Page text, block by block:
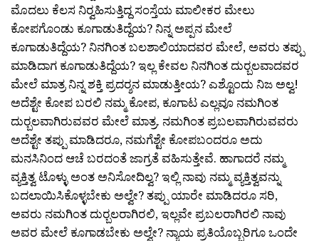
ಮೊದಲು ಕೆಲಸ ನಿರ‍್ವಹಿಸುತ್ತಿದ್ದ ಸಂಸ್ತೆಯ ಮಾಲೀಕರ ಮೇಲು
ಕೋಪಗೊಂಡು ಕೂಗಾಡುತಿದ್ದೆಯ? ನಿನ್ನ ಅಪ್ಪನ ಮೇಲೆ
ಕೂಗಾಡುತಿದ್ದೆಯ? ನಿನಗಿಂತ ಬಲಶಾಲಿಯಾದವರ ಮೇಲೆ, ಅವರು ತಪ್ಪು
ಮಾಡಿದಾಗ ಕೂಗಾಡುತಿದ್ದೆಯ? ಇಲ್ಲ ಕೇವಲ ನಿನಗಿಂತ ದುರ‍್ಬಲವಾದವರ
ಮೇಲೆ ಮಾತ್ರ ನಿನ್ನ ಶಕ್ತಿ ಪ್ರದರ‍್ಶನ ಮಾಡುತ್ತೀಯ? ಎಶ್ಟೊಂದು ನಿಜ ಅಲ್ವ!
ಅದೆಶ್ಟೇ ಕೋಪ ಬರಲಿ ನಮ್ಮ ಕೋಪ, ಕೂಗಾಟ ಎಲ್ಲವೂ ನಮಗಿಂತ
ದುರ‍್ಬಲವಾಗಿರುವವರ ಮೇಲೆ ಮಾತ್ರ. ನಮಗಿಂತ ಪ್ರಬಲವಾಗಿರುವವರು
ಅದೆಶ್ಟೇ ತಪ್ಪು ಮಾಡಿದರೂ, ನಮಗೆಶ್ಟೇ ಕೋಪಬಂದರೂ ಅದು
ಮನಸಿನಿಂದ ಆಚೆ ಬರದಂತೆ ಜಾಗ್ರತೆ ವಹಿಸುತ್ತೇವೆ. ಹಾಗಾದರೆ ನಮ್ಮ
ವ್ಯಕ್ತಿತ್ವ ಟೊಳ್ಳು ಅಂತ ಅನಿಸೋದಿಲ್ವ? ಇಲ್ಲಿ ನಾವು ನಮ್ಮ ವ್ಯಕ್ತಿತ್ವವನ್ನು
ಬದಲಾಯಿಸಿಕೊಳ್ಳಬೇಕು ಅಲ್ವೇ? ತಪ್ಪು ಯಾರೇ ಮಾಡಿದರೂ ಸರಿ,
ಅವರು ನಮಗಿಂತ ದುರ‍್ಬಲರಾಗಿರಲಿ, ಇಲ್ಲವೇ ಪ್ರಬಲರಾಗಿರಲಿ ನಾವು
ಅವರ ಮೇಲೆ ಕೂಗಾಡಬೇಕು ಅಲ್ವೇ? ನ್ಯಾಯ ಪ್ರತಿಯೊಬ್ಬರಿಗೂ ಒಂದೇ